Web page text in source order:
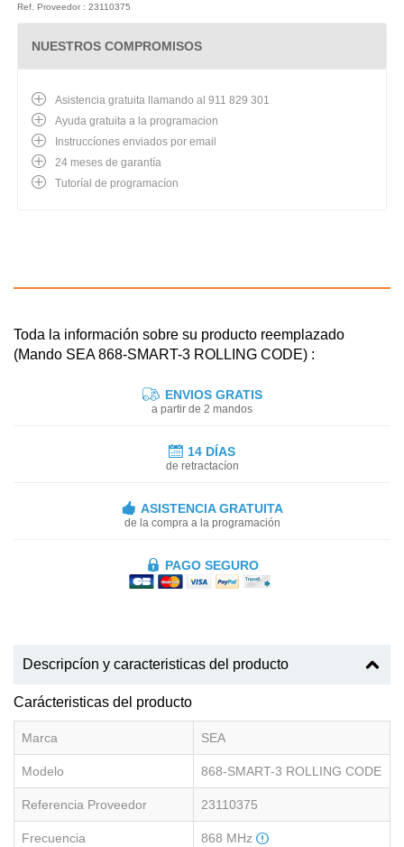
Ref. Proveedor : 23110375
NUESTROS COMPROMISOS
Asistencia gratuita llamando al 911 829 301
Ayuda gratuita a la programacion
Instruccíones enviados por email
24 meses de garantía
Tutoríal de programacíon
Toda la información sobre su producto reemplazado
(Mando SEA 868-SMART-3 ROLLING CODE) :
ENVIOS GRATIS
a partir de 2 mandos
14 DÍAS
de retractacíon
ASISTENCIA GRATUITA
de la compra a la programación
PAGO SEGURO
Descripcíon y caracteristicas del producto
Carácteristicas del producto
Marca SEA
Modelo 868-SMART-3 ROLLING CODE
Referencia Proveedor 23110375
Frecuencia 868 MHz